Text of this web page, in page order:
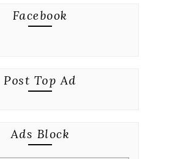
Facebook
Post Top Ad
Ads Block